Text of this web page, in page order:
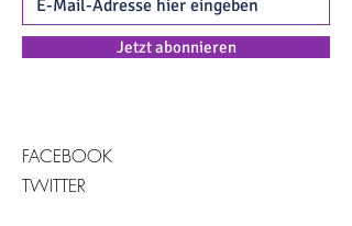
Jetzt abonnieren
FACEBOOK
TWITTER